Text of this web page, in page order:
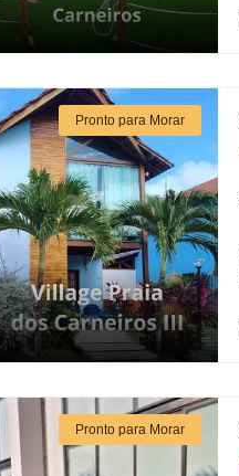
Pronto para Morar
Pronto para Morar